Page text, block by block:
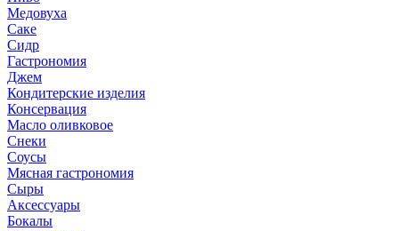
Медовуха
Саке
Сидр
Гастрономия
Джем
Кондитерские изделия
Консервация
Масло оливковое
Снеки
Соусы
Мясная гастрономия
Сыры
Аксессуары
Бокалы